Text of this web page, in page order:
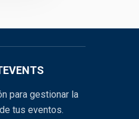
para gestionar la
tus eventos.